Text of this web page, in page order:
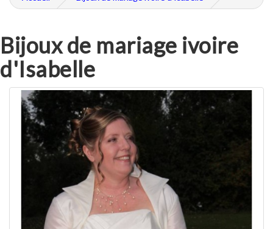
Bijoux de mariage ivoire
d'Isabelle